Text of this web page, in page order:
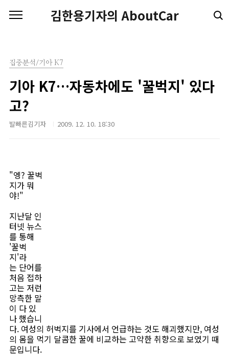
김한용기자의 AboutCar
집중분석/기아 K7
기아 K7…자동차에도 '꿀벅지' 있다
고?
발빠른김기자 2009. 12. 10. 18:30
"엥? 꿀벅
지가 뭐
야!"
지난달 인
터넷 뉴스
를 통해
'꿀벅
지'라
는 단어를
처음 접하
고는 저런
망측한 말
이 다 있
나 했습니
다. 여성의 허벅지를 기사에서 언급하는 것도 해괴했지만, 여성
의 몸을 먹기 달콤한 꿀에 비교하는 고약한 취향으로 보였기 때
문입니다.